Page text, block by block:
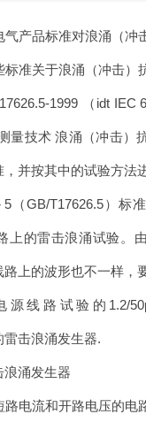
气产品标准对浪涌（冲
准关于浪涌（冲击）
1999 （idt IEC
量技术 浪涌（冲击）
并按其中的试验方法
5（GB/T17626.5）标
上的雷击浪涌试验。
上的波形也不一样，
源线路试验的1.2/
击浪涌发生器.
浪涌发生器
电流和开路电压的电